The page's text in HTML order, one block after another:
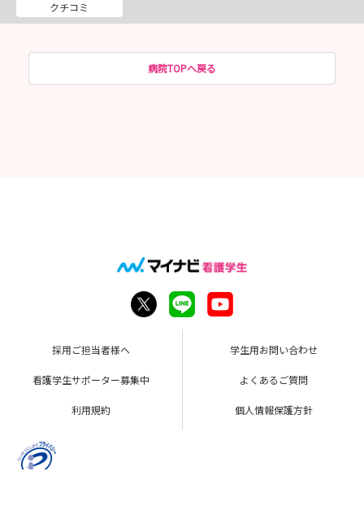
クチコミ
病院TOPへ戻る
採用ご担当者様へ 学生用お問い合わせ
看護学生サポーター募集中 よくあるご質問
利用規約 個人情報保護方針